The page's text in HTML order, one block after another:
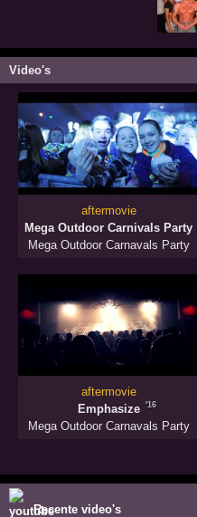
Video's
aftermovie
Mega Outdoor Carnivals Party
Mega Outdoor Carnavals Party
aftermovie
Emphasize
'16
Mega Outdoor Carnavals Party
Recente video's